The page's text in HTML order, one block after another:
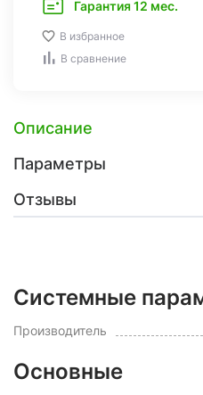
Гарантия 12 мес.
В избранное
В сравнение
Описание
Параметры
Отзывы
Системные
Производитель
Основные